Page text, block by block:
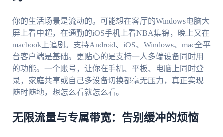
你的生活场景是流动的。可能想在客厅的Windows电脑大
屏上看中超，在通勤的iOS手机上看NBA集锦，晚上又在
macbook上追剧。支持Android、iOS、Windows、mac全平
台客户端是基础。更贴心的是支持一人多端设备同时用
的功能。一个账号，让你在手机、平板、电脑上同时登
录，家庭共享或自己多设备切换都毫无压力，真正实现
随时随地，想怎么看就怎么看。
无限流量与专属带宽：告别缓冲的烦恼